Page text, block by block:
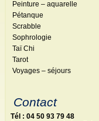
Peinture – aquarelle
Pétanque
Scrabble
Sophrologie
Taï Chi
Tarot
Voyages – séjours
Contact
Tél : 04 50 93 79 48